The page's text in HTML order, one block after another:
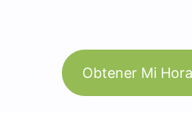
Obtener Mi